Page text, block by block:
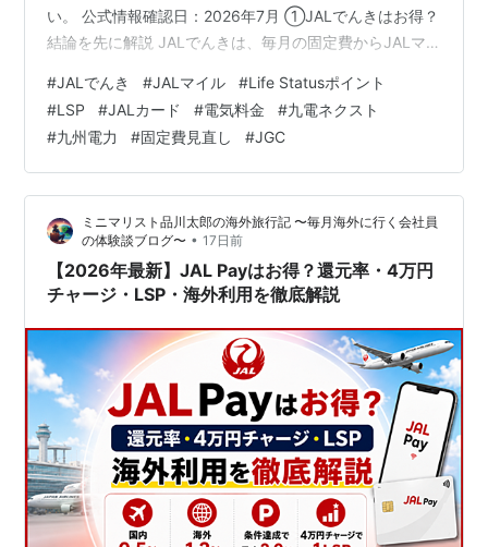
い。 公式情報確認日：2026年7月 ①JALでんきはお得？
結論を先に解説 JALでんきは、毎月の固定費からJALマ
サービスです。現在受付中のJALでんきB/Cなら、対象と
なる電気料金100円につき3マイル。さらにJALカードの
ショッピングマイル・プレミアム加入者が同カードで支
払えば、決済分を含めて100円につき最大4マイルが目安
です。 結論：「マイルが貯まるから必ず得」ではありま
せん…
#JALでんき #JALマイル #Life Statusポイント
#LSP #JALカード #電気料金 #九電ネクスト
#九州電力 #固定費見直し #JGC
ミニマリスト品川太郎の海外旅行記 〜毎月海外に行く会社員
の体験談ブログ〜 • 17日前
【2026年最新】JAL Payはお得？還元率・4万円
チャージ・LSP・海外利用を徹底解説